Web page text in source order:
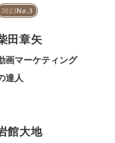
2023No.3
田章矢
画マーケティング
達人
館大地